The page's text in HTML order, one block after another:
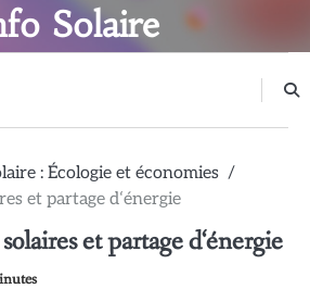
Solaire
: Écologie et économies
et partage d‘énergie
et partage d‘énergie